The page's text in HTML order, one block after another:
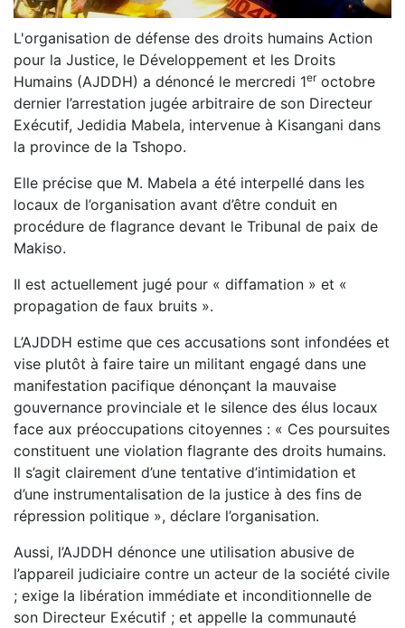
L'organisation de défense des droits humains Action
pour la Justice, le Développement et les Droits
Humains (AJDDH) a dénoncé le mercredi 1eroctobre
dernier l’arrestation jugée arbitraire de son Directeur
Exécutif, Jedidia Mabela, intervenue à Kisangani dans
la province de la Tshopo.
Elle précise que M. Mabela a été interpellé dans les
locaux de l’organisation avant d’être conduit en
procédure de flagrance devant le Tribunal de paix de
Makiso.
Il est actuellement jugé pour « diffamation » et «
propagation de faux bruits ».
L’AJDDH estime que ces accusations sont infondées et
vise plutôt à faire taire un militant engagé dans une
manifestation pacifique dénonçant la mauvaise
gouvernance provinciale et le silence des élus locaux
face aux préoccupations citoyennes : « Ces poursuites
constituent une violation flagrante des droits humains.
Il s’agit clairement d’une tentative d’intimidation et
d’une instrumentalisation de la justice à des fins de
répression politique », déclare l’organisation.
Aussi, l’AJDDH dénonce une utilisation abusive de
l’appareil judiciaire contre un acteur de la société civile
; exige la libération immédiate et inconditionnelle de
son Directeur Exécutif ; et appelle la communauté